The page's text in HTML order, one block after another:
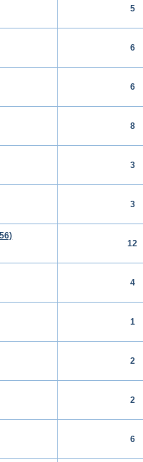
5
6
6
8
3
3
12
4
1
2
2
6